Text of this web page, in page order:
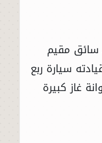
سائق مقيم
سيارة ربع
متنها 38 أسطوانة غاز كبيرة